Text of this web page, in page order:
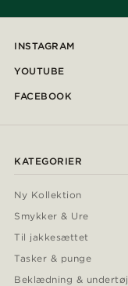
INSTAGRAM
YOUTUBE
FACEBOOK
KATEGORIER
Ny Kollektion
Smykker & Ure
Til jakkesættet
Tasker & punge
Beklædning & undertøj